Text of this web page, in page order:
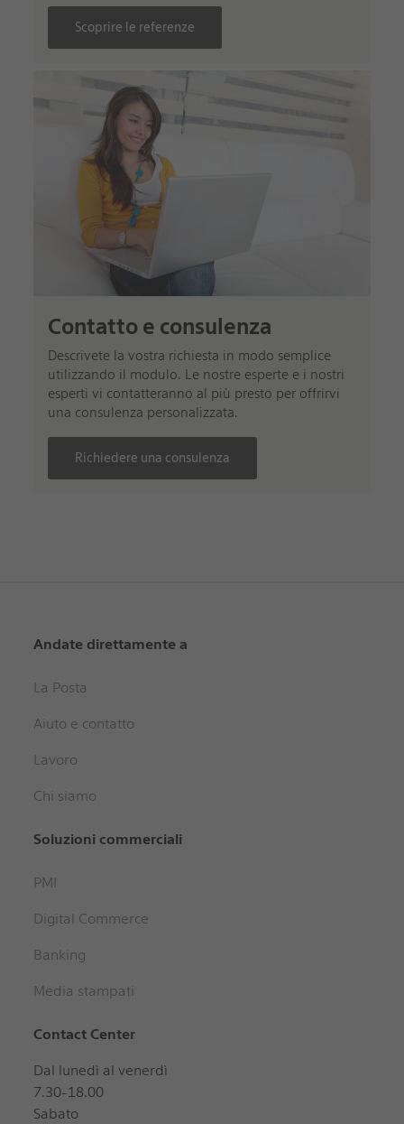
Scoprire le referenze
Contatto e consulenza
Descrivete la vostra richiesta in modo semplice
utilizzando il modulo. Le nostre esperte e i nostri
esperti vi contatteranno al più presto per offrirvi
una consulenza personalizzata.
Richiedere una consulenza
Andate direttamente a
La Posta
Aiuto e contatto
Lavoro
Chi siamo
Soluzioni commerciali
PMI
Digital Commerce
Banking
Media stampati
Contact Center
Dal lunedì al venerdì
7.30-18.00
Sabato